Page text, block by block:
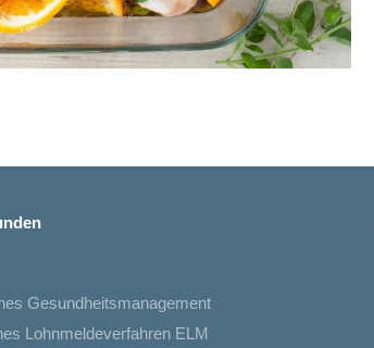
Gesundheitsmanagement
Lohnmeldeverfahren ELM